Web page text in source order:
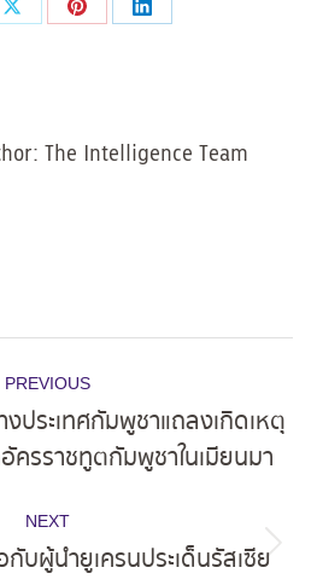
Share
Share
Share
The Intelligence Team
PREVIOUS
Previous
post:
ประเทศกัมพูชาแถลงเกิดเหตุ
ครราชทูตกัมพูชาในเมียนมา
NEXT
Next
บผู้นำยูเครนประเด็นรัสเซีย